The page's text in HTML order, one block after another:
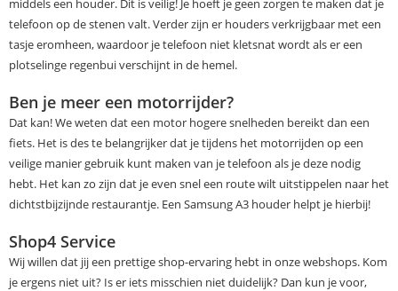
middels een houder. Dit is veilig! Je hoeft je geen zorgen te maken dat je
telefoon op de stenen valt. Verder zijn er houders verkrijgbaar met een
tasje eromheen, waardoor je telefoon niet kletsnat wordt als er een
plotselinge regenbui verschijnt in de hemel.
Ben je meer een motorrijder?
Dat kan! We weten dat een motor hogere snelheden bereikt dan een
fiets. Het is des te belangrijker dat je tijdens het motorrijden op een
veilige manier gebruik kunt maken van je telefoon als je deze nodig
hebt. Het kan zo zijn dat je even snel een route wilt uitstippelen naar het
dichtstbijzijnde restaurantje. Een Samsung A3 houder helpt je hierbij!
Shop4 Service
Wij willen dat jij een prettige shop-ervaring hebt in onze webshops. Kom
je ergens niet uit? Is er iets misschien niet duidelijk? Dan kun je voor,